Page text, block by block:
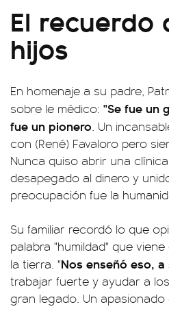
El recuerdo
hijos
En homenaje a su padre,
sobre le médico: "Se fue un
fue un pionero. Un
con (René) Favaloro pero
Nunca quiso abrir una
desapegado al dinero y
preocupación fue la
Su familiar recordó lo que
palabra "humildad" que
la tierra. "Nos enseñó eso,
trabajar fuerte y ayudar a
gran legado. Un